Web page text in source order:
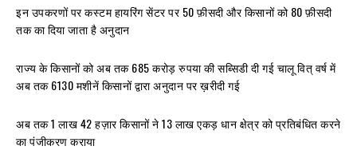
इन उपकरणों पर कस्टम हायरिंग सेंटर पर 50 फ़ीसदी और किसानों को 80 फ़ीसदी
तक का दिया जाता है अनुदान
राज्य के किसानों को अब तक 685 करोड़ रुपया की सब्सिडी दी गई चालू वित् वर्ष में
अब तक 6130 मशीनें किसानों द्वारा अनुदान पर ख़रीदी गई
अब तक 1 लाख 42 हज़ार किसानों ने 13 लाख एकड़ धान क्षेत्र को प्रतिबंधित करने
का पंजीकरण कराया